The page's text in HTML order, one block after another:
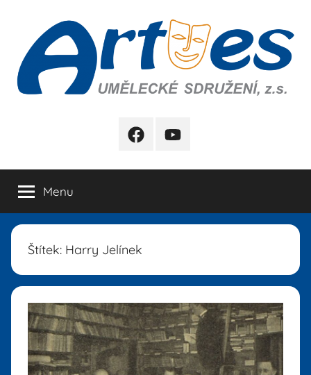
obsahu
FB YB
Menu
Štítek: Harry Jelínek